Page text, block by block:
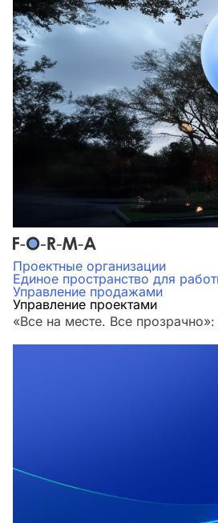
Проектные организации
Единое пространство для
Управление продажами
Управление проектами
«Все на месте. Все